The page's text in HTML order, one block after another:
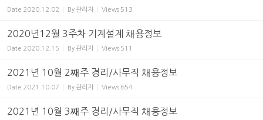
Date 2020.12.02 By 관리자 Views 513
2020년12월 3주차 기계설계 채용정보
Date 2020.12.15 By 관리자 Views 511
2021년 10월 2째주 경리/사무직 채용정보
Date 2021.10.07 By 관리자 Views 654
2021년 10월 3째주 경리/사무직 채용정보